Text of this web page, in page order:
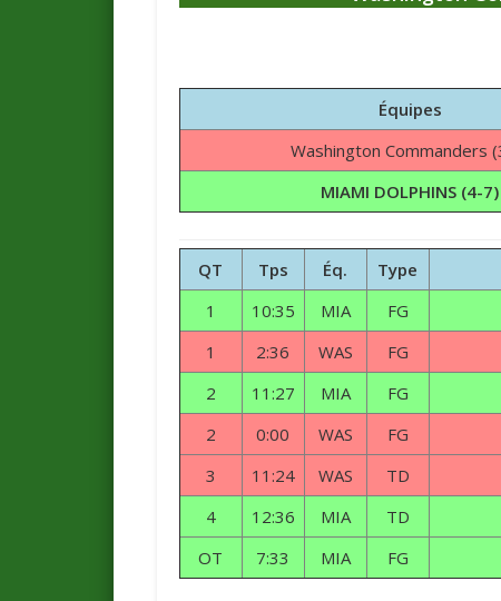
Équipes
Washington Commanders
MIAMI DOLPHINS (4-7)
QT Tps Éq. Type
1
10:35 MIA FG
1
2:36 WAS FG
2
11:27 MIA FG
2
0:00 WAS FG
3
11:24 WAS TD
4
12:36 MIA TD
OT
7:33 MIA FG